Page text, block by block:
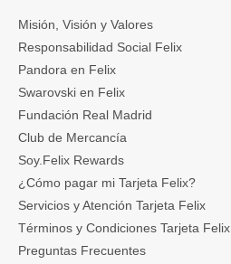
Misión, Visión y Valores
Responsabilidad Social Felix
Pandora en Felix
Swarovski en Felix
Fundación Real Madrid
Club de Mercancía
Soy.Felix Rewards
¿Cómo pagar mi Tarjeta Felix?
Servicios y Atención Tarjeta Felix
Términos y Condiciones Tarjeta Felix
Preguntas Frecuentes